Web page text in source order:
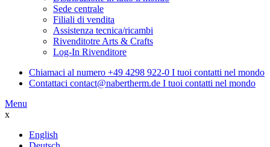
Sede centrale
Filiali di vendita
Assistenza tecnica/ricambi
Rivenditotre Arts & Crafts
Log-In Rivenditore
Chiamaci al numero +49 4298 922-0 I tuoi contatti nel mondo
Contattaci contact@nabertherm.de I tuoi contatti nel mondo
Menu
x
English